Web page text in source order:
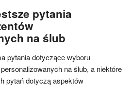
pytania
na ślub
pytania dotyczące wyboru
na ślub, a niektóre
pytań dotyczą aspektów